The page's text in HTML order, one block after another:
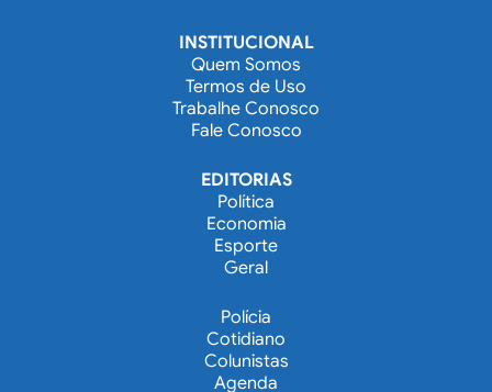
INSTITUCIONAL
Quem Somos
Termos de Uso
Trabalhe Conosco
Fale Conosco
EDITORIAS
Política
Economia
Esporte
Geral
Polícia
Cotidiano
Colunistas
Agenda